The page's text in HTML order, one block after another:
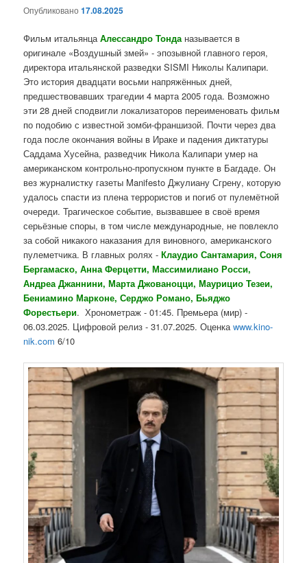
Опубликовано17.08.2025
Фильм итальянцаАлессандро Тонда называется в
оригинале «Воздушный змей» - эпозывной главного героя,
директора итальянской разведки SISMI Николы Калипари.
Это история двадцати восьми напряжённых дней,
предшествовавших трагедии 4 марта 2005 года. Возможно
эти 28 дней сподвигли локализаторов переименовать фильм
по подобию с известной зомби-франшизой. Почти через два
года после окончания войны в Ираке и падения диктатуры
Саддама Хусейна, разведчик Никола Калипари умер на
американском контрольно-пропускном пункте в Багдаде. Он
вез журналистку газеты Manifesto Джулиану Сгрену, которую
удалось спасти из плена террористов и погиб от пулемётной
очереди. Трагическое событие, вызвавшее в своё время
серьёзные споры, в том числе международные, не повлекло
за собой никакого наказания для виновного, американского
пулеметчика. В главных ролях -Клаудио Сантамария, Соня
Бергамаско, Анна Ферцетти, Массимилиано Росси,
Андреа Джаннини, Марта Джованоцци, Маурицио Тезеи,
Бениамино Марконе, Серджо Романо, Бьяджо
Форестьери. Хронометраж - 01:45. Премьера (мир) -
06.03.2025. Цифровой релиз - 31.07.2025. Оценкаwww.kino-
nik.com 6/10